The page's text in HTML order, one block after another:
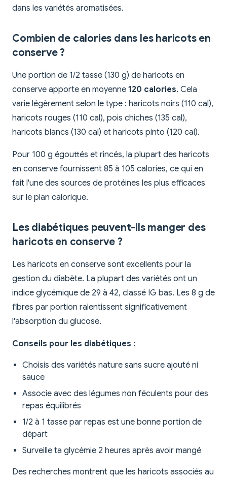
dans les variétés aromatisées.
Combien de calories dans les haricots en
conserve ?
Une portion de 1/2 tasse (130 g) de haricots en
conserve apporte en moyenne 120 calories. Cela
varie légèrement selon le type : haricots noirs (110 cal),
haricots rouges (110 cal), pois chiches (135 cal),
haricots blancs (130 cal) et haricots pinto (120 cal).
Pour 100 g égouttés et rincés, la plupart des haricots
en conserve fournissent 85 à 105 calories, ce qui en
fait l'une des sources de protéines les plus efficaces
sur le plan calorique.
Les diabétiques peuvent-ils manger des
haricots en conserve ?
Les haricots en conserve sont excellents pour la
gestion du diabète. La plupart des variétés ont un
indice glycémique de 29 à 42, classé IG bas. Les 8 g de
fibres par portion ralentissent significativement
l'absorption du glucose.
Conseils pour les diabétiques :
Choisis des variétés nature sans sucre ajouté ni
sauce
Associe avec des légumes non féculents pour des
repas équilibrés
1/2 à 1 tasse par repas est une bonne portion de
départ
Surveille ta glycémie 2 heures après avoir mangé
Des recherches montrent que les haricots associés au